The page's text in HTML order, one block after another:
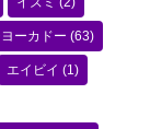
ーカドー (63)
エイビイ (1)